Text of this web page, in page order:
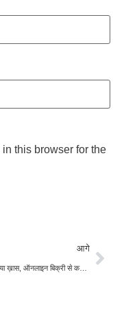
this browser for the
आगे
आम ने बनाया ख़ास, ऑनलाइन बिक्री से कमाएं 5 लाख